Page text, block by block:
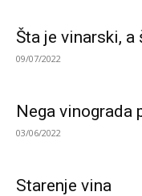
Šta je vinarski,
09/07/2022
Nega vinograda
03/06/2022
Starenje vina